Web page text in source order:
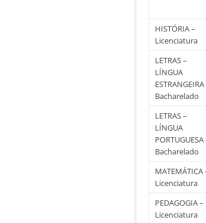
HISTÓRIA –
Licenciatura
LETRAS –
LÍNGUA
ESTRANGEIRA
Bacharelado
LETRAS –
LÍNGUA
PORTUGUESA
Bacharelado
MATEMÁTICA
Licenciatura
PEDAGOGIA –
Licenciatura